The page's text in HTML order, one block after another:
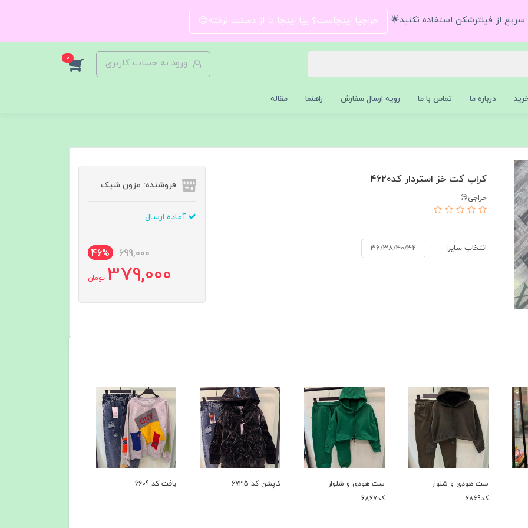
سریع از فیلترشکن استفاده نکنید🌟 حراجیا اینجاست؟ بیا اینجا تا از دستت نرفته😍
ورود به حساب کاربری 0
درباره ما تماس با ما رویه ارسال سفارش راهنما مقاله
کراپ کت خز استردار کد۴۶۲۰
حراجی😍
انتخاب سایز: 36/38/40/42
فروشنده: مزون شیک
آماده ارسال
699,000
46%
379,000 تومان
ست هودی و شلوار
کد6867
کاپشن کد 6735 بافت کد 6609 پیراهن کد6386